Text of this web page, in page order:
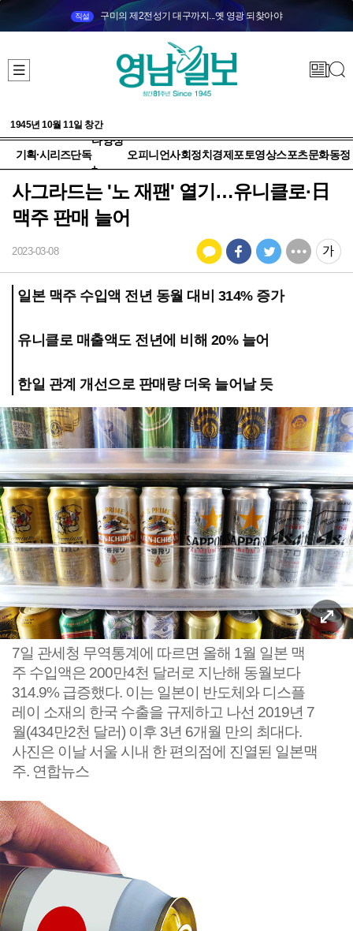
직설 구미의 제2전성기 대구까지...옛 영광 되찾아야
1945년 10월 11일 창간
기획·시리즈단독
다양성
+
오피니언사회정치 경제 포토영상스포츠문화동정
사그라드는 '노 재팬' 열기…유니클로·日
맥주 판매 늘어
2023-03-08
일본 맥주 수입액 전년 동월 대비 314% 증가
유니클로 매출액도 전년에 비해 20% 늘어
한일 관계 개선으로 판매량 더욱 늘어날 듯
7일 관세청 무역통계에 따르면 올해 1월 일본 맥
주 수입액은 200만4천 달러로 지난해 동월보다
314.9% 급증했다. 이는 일본이 반도체와 디스플
레이 소재의 한국 수출을 규제하고 나선 2019년 7
월(434만2천 달러) 이후 3년 6개월 만의 최대다.
사진은 이날 서울 시내 한 편의점에 진열된 일본맥
주. 연합뉴스